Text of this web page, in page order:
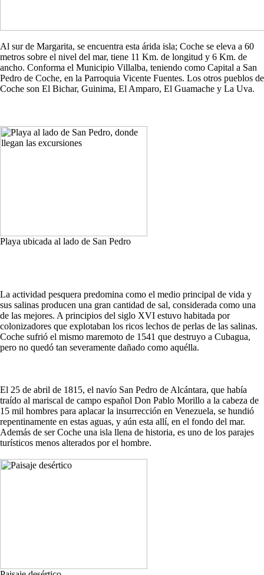
Al sur de Margarita, se encuentra esta árida isla; Coche se eleva a 60
metros sobre el nivel del mar, tiene 11 Km. de longitud y 6 Km. de
ancho. Conforma el Municipio Villalba, teniendo como Capital a San
Pedro de Coche, en la Parroquia Vicente Fuentes. Los otros pueblos de
Coche son El Bichar, Guinima, El Amparo, El Guamache y La Uva.
Playa ubicada al lado de San Pedro
La actividad pesquera predomina como el medio principal de vida y
sus salinas producen una gran cantidad de sal, considerada como una
de las mejores. A principios del siglo XVI estuvo habitada por
colonizadores que explotaban los ricos lechos de perlas de las salinas.
Coche sufrió el mismo maremoto de 1541 que destruyo a Cubagua,
pero no quedó tan severamente dañado como aquélla.
El 25 de abril de 1815, el navío San Pedro de Alcántara, que había
traído al mariscal de campo español Don Pablo Morillo a la cabeza de
15 mil hombres para aplacar la insurrección en Venezuela, se hundió
repentinamente en estas aguas, y aún esta allí, en el fondo del mar.
Además de ser Coche una isla llena de historia, es uno de los parajes
turísticos menos alterados por el hombre.